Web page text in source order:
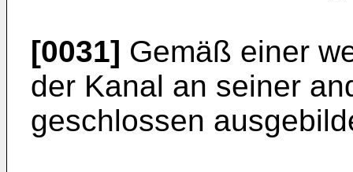
[0031] Gemäß einer
der Kanal an seiner
geschlossen